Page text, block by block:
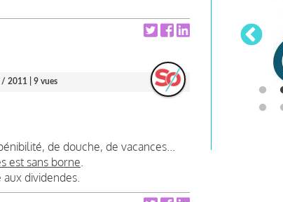
2011 | 9 vues
de douche, de vacances...
est sans borne.
dividendes.